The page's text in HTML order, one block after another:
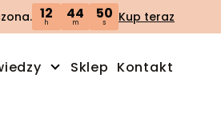
12
h
44
m
49
s Kup teraz
Sklep Kontakt